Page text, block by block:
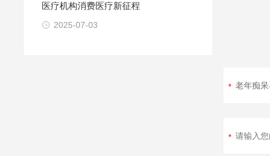
医疗机构消费医疗新征程
2025-07-03